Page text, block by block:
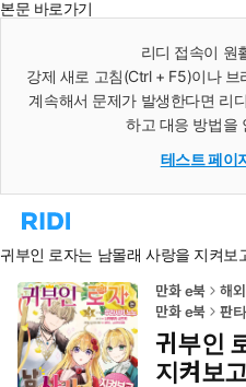
본문 바로가기
리디 접속이 원
강제 새로 고침(Ctrl + F5)이나
계속해서 문제가 발생한다면 리
하고 대응 방법을
테스트 페이
리
홈
로
이
동
귀부인 로자는 남몰래 사랑을 지켜보
만화 e북
해
만화 e북
판
귀부인
지켜보